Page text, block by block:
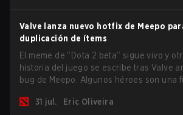
Valve lanza nuevo hotfix de Meepo
duplicación de ítems
El meme de “Dota 2 beta” sigue vivo y
historia del juego se escribe tras Valve
bug de Meepo. Algunos héroes son una
son los más afectados por estos
31 jul. Eric Oliveira